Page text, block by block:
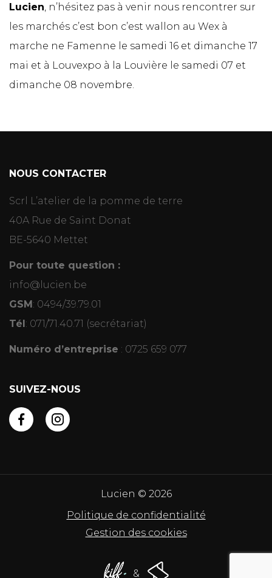
Lucien , n’hésitez pas à venir nous rencontrer sur
les marchés c’est bon c’est wallon au Wex à
marche ne Famenne le samedi 16 et dimanche 17
mai et à Louvexpo à la Louvière le samedi 07 et
dimanche 08 novembre.
NOUS CONTACTER
Scrl L’atelier de la pomme de terre
40A Rue de Saint Donat
BE-5640 Mettet
Pour toute question :
info@lucien.be
GSM: 0494/39.79.01
Tél: 071/71.40.71 (secrétariat)
Numéro d’entreprise : 0725 659 077
SUIVEZ-NOUS
Lucien © 2026
Politique de confidentialité
Gestion des cookies
&